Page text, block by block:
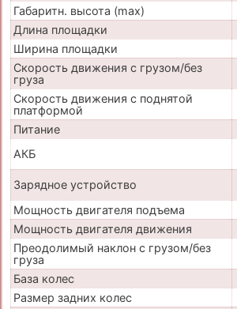
Габаритн. высота (max)
Длина площадки
Ширина площадки
Скорость движения с грузом/без
груза
Скорость движения с поднятой
платформой
Питание
АКБ
Зарядное устройство
Мощность двигателя подъема
Мощность двигателя движения
Преодолимый наклон с грузом/без
груза
База колес
Размер задних колес